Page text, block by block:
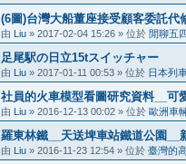
(6圖)台灣大船董座接受顧客委託代
由 Liu » 2017-02-04 15:26 » 位於 閒聊五
足尾駅の日立15tスイッチャー
由 Liu » 2017-01-11 00:53 » 位於 日本列
社員的火車模型看圖研究資料__可
由 Liu » 2016-12-13 00:02 » 位於 歐洲車
羅東林鐵__天送埤車站鐵道公園__
由 Liu » 2016-11-23 12:54 » 位於 臺灣的